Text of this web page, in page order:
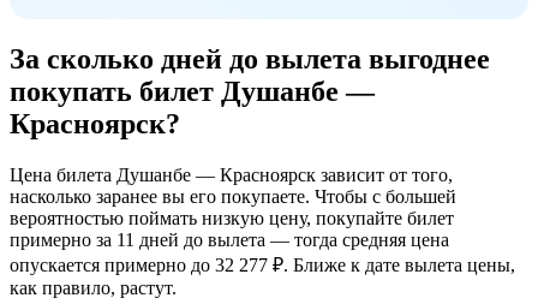
За сколько дней до вылета выгоднее
покупать билет Душанбе —
Красноярск?
Цена билета Душанбе — Красноярск зависит от того,
насколько заранее вы его покупаете. Чтобы с большей
вероятностью поймать низкую цену, покупайте билет
примерно за 11 дней до вылета — тогда средняя цена
опускается примерно до 32 277 ₽. Ближе к дате вылета цены,
как правило, растут.